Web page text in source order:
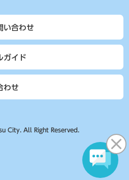
い合わせ
ガイド
わせ
City. All Right Reserved.